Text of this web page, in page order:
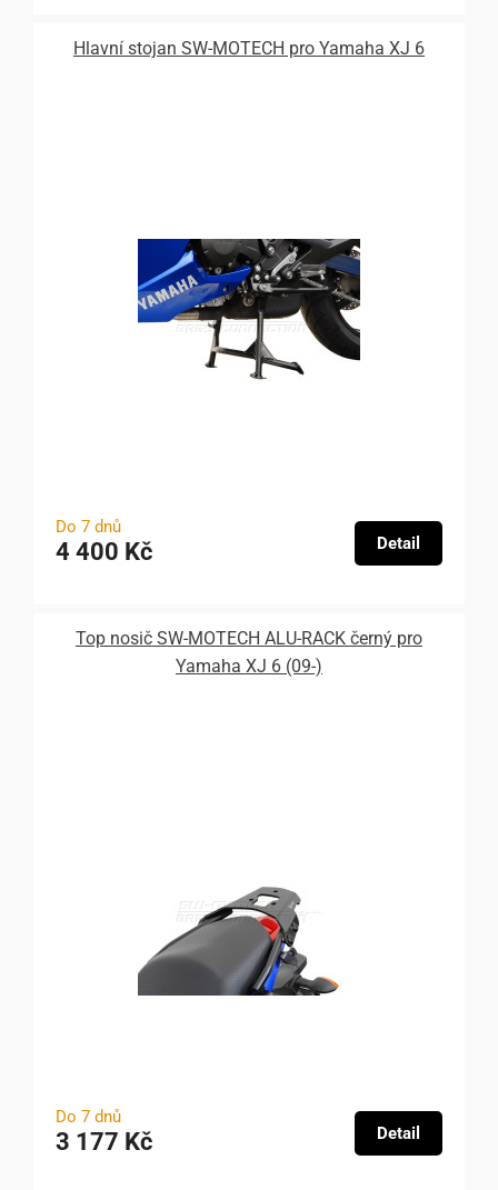
Hlavní stojan SW-MOTECH pro Yamaha XJ 6
Do 7 dnů
4 400 Kč Detail
Top nosič SW-MOTECH ALU-RACK černý pro
Yamaha XJ 6 (09-)
Do 7 dnů
3 177 Kč Detail